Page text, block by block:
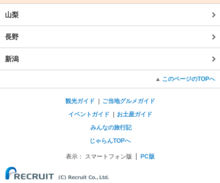
山梨
長野
新潟
このページのTOPへ
観光ガイド
ご当地グルメガイド
イベントガイド
お土産ガイド
みんなの旅行記
じゃらんTOPへ
表示： スマートフォン版 PC版